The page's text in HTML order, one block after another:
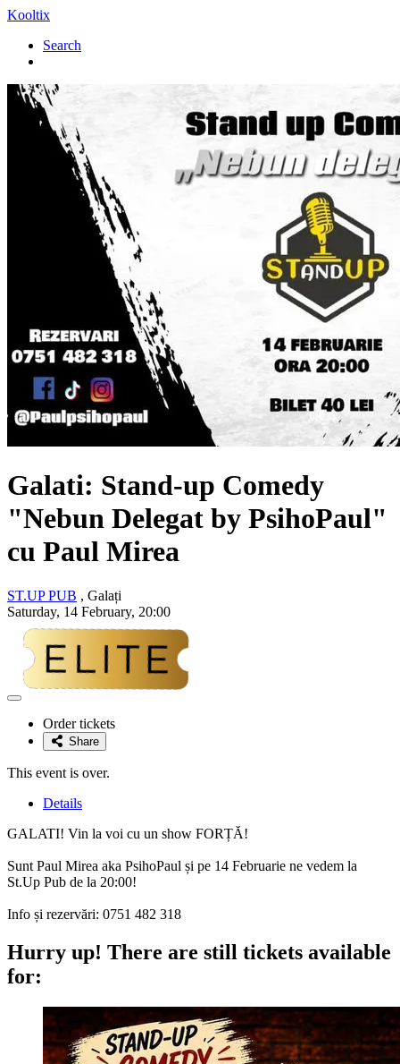
Kooltix
Search
Galati: Stand-up Comedy
"Nebun Delegat by PsihoPaul"
cu Paul Mirea
ST.UP PUB , Galați
Saturday, 14 February, 20:00
Adaugă
favoriteOrder tickets
Share
This event is over.
Details
GALATI! Vin la voi cu un show FORȚĂ!
Sunt Paul Mirea aka PsihoPaul și pe 14 Februarie ne vedem la
St.Up Pub de la 20:00!
Info și rezervări: 0751 482 318
Hurry up! There are still tickets available
for: